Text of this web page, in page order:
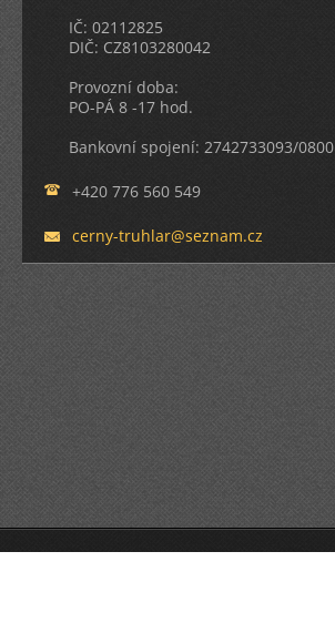
IČ: 02112825
DIČ: CZ8103280042
Provozní doba:
PO-PÁ 8 -17 hod.
Bankovní spojení: 2742733093/0800
+420 776 560 549
cerny-truhlar@seznam.cz